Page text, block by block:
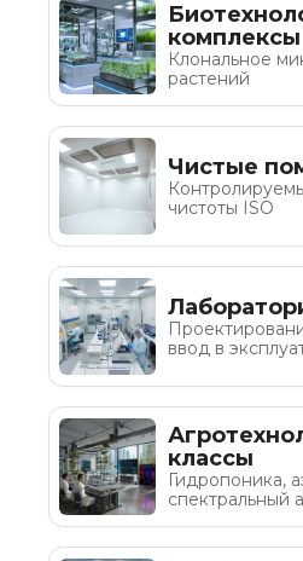
комплексы
Клональное
растений
Чистые
чистоты ISO
ввод в
классы
Гидропоника,
спектральный